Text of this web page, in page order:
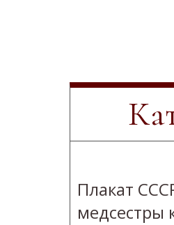
Плакат
медсестры